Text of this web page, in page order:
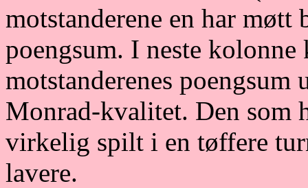
motstanderene en har møtt
poengsum. I neste kolonne
motstanderenes
Monrad-kvalitet. Den som
virkelig spilt i en tøffere
lavere.